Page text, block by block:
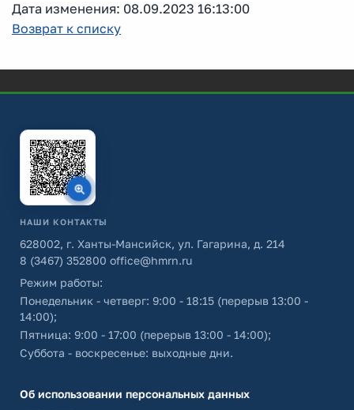
Дата изменения: 08.09.2023 16:13:00
Возврат к списку
НАШИ КОНТАКТЫ
628002, г. Ханты-Мансийск, ул. Гагарина, д. 214
8 (3467) 352800 office@hmrn.ru
Режим работы:
Понедельник - четверг: 9:00 - 18:15 (перерыв 13:00 -
14:00);
Пятница: 9:00 - 17:00 (перерыв 13:00 - 14:00);
Суббота - воскресенье: выходные дни.
Об использовании персональных данных